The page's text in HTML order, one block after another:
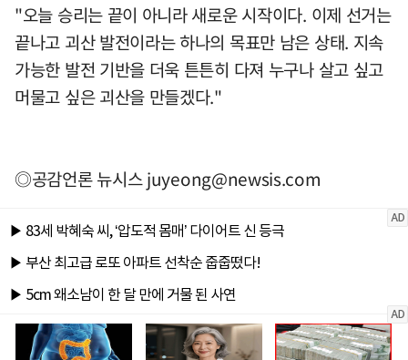
"오늘 승리는 끝이 아니라 새로운 시작이다. 이제 선거는
끝나고 괴산 발전이라는 하나의 목표만 남은 상태. 지속
가능한 발전 기반을 더욱 튼튼히 다져 누구나 살고 싶고
머물고 싶은 괴산을 만들겠다."
◎공감언론 뉴시스juyeong@newsis.com